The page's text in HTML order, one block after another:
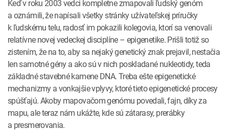
Keď v roku 2003 vedci kompletne zmapovali ľudský genóm
a oznámili, že napísali všetky stránky užívateľskej príručky
k ľudskému telu, radosť im pokazili kolegovia, ktorí sa venovali
relatívne novej vedeckej disciplíne – epigenetike. Prišli totiž so
zistením, že na to, aby sa nejaký genetický znak prejavil, nestačia
len samotné gény a ako sú v nich poskladané nukleotidy, teda
základné stavebné kamene DNA. Treba ešte epigenetické
mechanizmy a vonkajšie vplyvy, ktoré tieto epigenetické procesy
spúšťajú. Akoby mapovačom genómu povedali, fajn, díky za
mapu, ale teraz nám ukážte, kde sú zátarasy, prerábky
a presmerovania.